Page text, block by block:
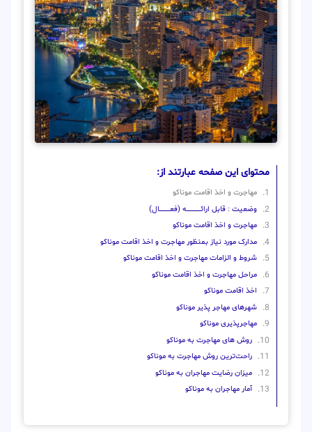
محتوای این صفحه عبارتند از:
مهاجرت و اخذ اقامت موناکو
وضعیت : قابل ارائــــــــــــــــــــه (فعـــــــــــــــال)
مهاجرت و اخذ اقامت موناکو
مدارک مورد نیاز بمنظور مهاجرت و اخذ اقامت موناکو
شروط و الزامات مهاجرت و اخذ اقامت موناکو
مراحل مهاجرت و اخذ اقامت موناکو
اخذ اقامت موناکو
شهرهای مهاجر پذیر موناکو
مهاجرپذیری موناکو
روش‌ های مهاجرت به موناکو
راحت‌ترین روش مهاجرت به موناکو
میزان رضایت مهاجران به موناکو
آمار مهاجران به موناکو